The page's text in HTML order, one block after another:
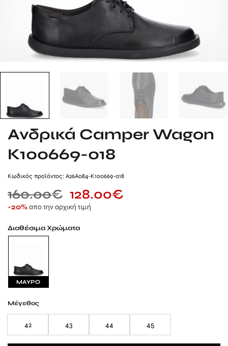
Ανδρικά Camper Wagon
K100669-018
Kωδικός προϊόντος: A26A084-K100669-018
160.00€ 128.00€
-20%απο την αρχική τιμή
Διαθέσιμα Χρώματα
ΜΑΥΡΟ
Μέγεθος
42 43 44 45